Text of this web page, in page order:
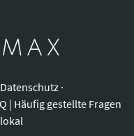
Datenschutz ·
| Häufig gestellte Fragen